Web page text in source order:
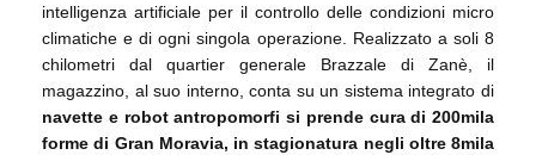
intelligenza artificiale per il controllo delle condizioni micro
climatiche e di ogni singola operazione. Realizzato a soli 8
chilometri dal quartier generale Brazzale di Zanè, il
magazzino, al suo interno, conta su un sistema integrato di
navette e robot antropomorfi si prende cura di 200mila
forme di Gran Moravia, in stagionatura negli oltre 8mila